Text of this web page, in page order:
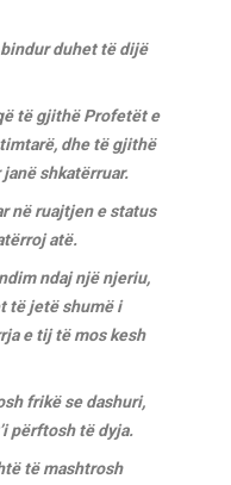
duhet të dijë
të gjithë Profetët e
dhe të gjithë
shkatërruar.
në ruajtjen e status
atë.
ndaj një njeriu,
të jetë shumë i
e tij të mos kesh
frikë se dashuri,
përftosh të dyja.
të mashtrosh